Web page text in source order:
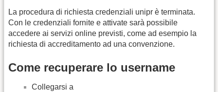
La procedura di richiesta credenziali unipr è terminata.
Con le credenziali fornite e attivate sarà possibile
accedere ai servizi online previsti, come ad esempio la
richiesta di accreditamento ad una convenzione.
Come recuperare lo username
Collegarsi a